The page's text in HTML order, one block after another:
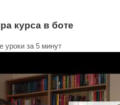
курса в боте
уроки за 5 минут